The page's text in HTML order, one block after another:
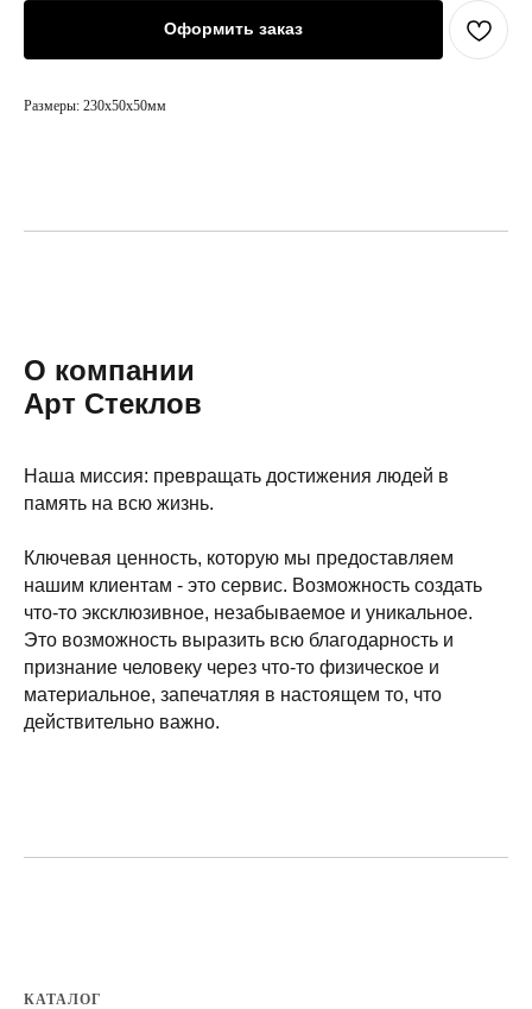
Оформить заказ
Размеры: 230х50х50мм
О компании
Арт Стеклов
Наша миссия: превращать достижения людей в
память на всю жизнь.
Ключевая ценность, которую мы предоставляем
нашим клиентам - это сервис. Возможность создать
что-то эксклюзивное, незабываемое и уникальное.
Это возможность выразить всю благодарность и
признание человеку через что-то физическое и
материальное, запечатляя в настоящем то, что
действительно важно.
КАТАЛОГ